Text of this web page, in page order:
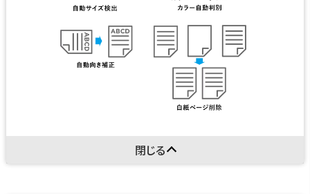
閉じる